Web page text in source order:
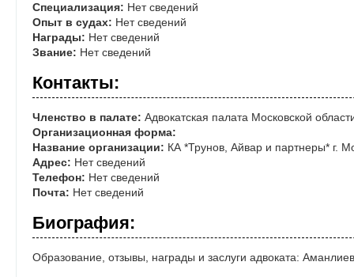
Специализация: Нет сведений
Опыт в судах: Нет сведений
Награды: Нет сведений
Звание: Нет сведений
Контакты:
Членство в палате: Адвокатская палата Московской
Организационная форма:
Название организации: КА *Трунов, Айвар и партнеры* г.
Адрес: Нет сведений
Телефон: Нет сведений
Почта: Нет сведений
Биография:
Образование, отзывы, награды и заслуги адвоката: